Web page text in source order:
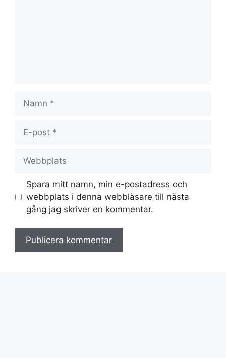
post
Spara mitt namn, min e-postadress och
webbplats i denna webbläsare till nästa
gång jag skriver en kommentar.